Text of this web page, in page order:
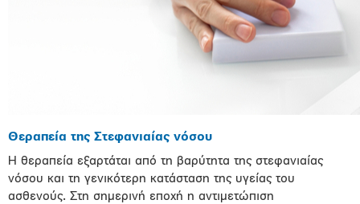
Θεραπεία της Στεφανιαίας νόσου
Η θεραπεία εξαρτάται από τη βαρύτητα της στεφανιαίας
νόσου και τη γενικότερη κατάσταση της υγείας του
ασθενούς. Στη σημερινή εποχή η αντιμετώπιση